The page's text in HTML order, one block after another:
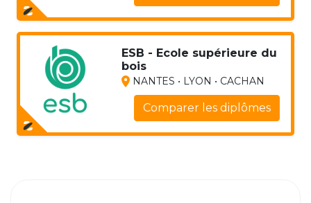
ESB - Ecole supérieure du
bois
NANTES • LYON • CACHAN
Comparer les diplômes